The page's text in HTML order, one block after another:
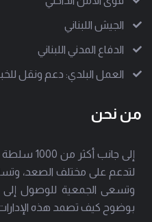
الجيش اللبناني
الدفاع المدني اللبناني
العمل البلدي: دعم ونقل
من نحن
إلى جانب
لتدعم على مختلف الصعد،
وتسعى الجمعية للوصول إلى
بوضوح كيف تصمد هذه